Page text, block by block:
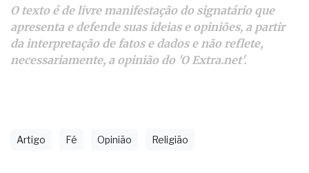
O texto é de livre manifestação do signatário que
apresenta e defende suas ideias e opiniões, a partir
da interpretação de fatos e dados e não reflete,
necessariamente, a opinião do 'O Extra.net'.
Artigo Fé Opinião Religião